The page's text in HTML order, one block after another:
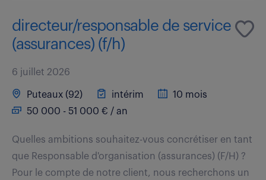
directeur/responsable de service
(assurances) (f/h)
6 juillet 2026
Puteaux (92) intérim
10 mois
50 000 - 51 000 € / an
Quelles ambitions souhaitez-vous concrétiser en tant
que Responsable d'organisation (assurances) (F/H) ?
Pour le compte de notre client, nous recherchons un